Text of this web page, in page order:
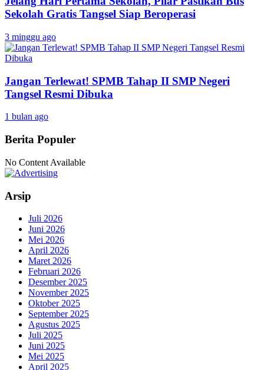
Sekolah Gratis Tangsel Siap Beroperasi
3 minggu ago
Jangan Terlewat! SPMB Tahap II SMP Negeri
Tangsel Resmi Dibuka
1 bulan ago
Berita Populer
No Content Available
Arsip
Juli 2026
Juni 2026
Mei 2026
April 2026
Maret 2026
Februari 2026
Desember 2025
November 2025
Oktober 2025
September 2025
Agustus 2025
Juli 2025
Juni 2025
Mei 2025
April 2025